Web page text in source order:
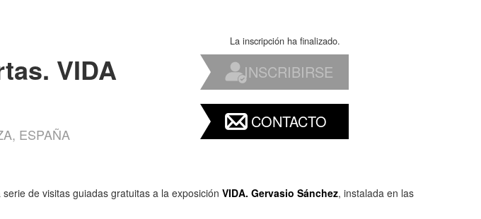
VIDA
ESPAÑA
La inscripción ha finalizado.
INSCRIBIRSE
CONTACTO
de visitas guiadas gratuitas a la exposición VIDA. Gervasio Sánchez, instalada en las